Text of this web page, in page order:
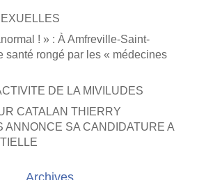
! » : À Amfreville-Saint-
santé rongé par les « médecines
DE LA MIVILUDES
CATALAN THIERRY
ANNONCE SA CANDIDATURE A
Archives